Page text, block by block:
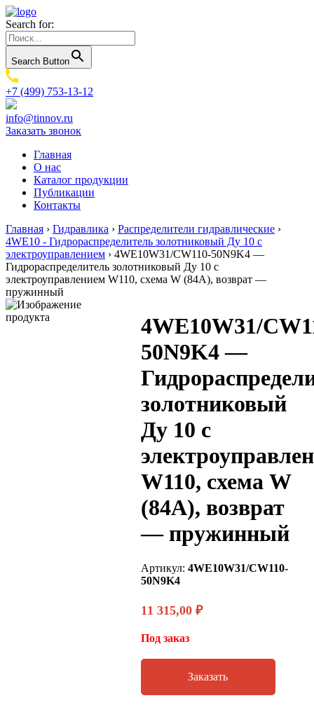
Search for:
Search Button
+7 (499) 753-13-12
info@tinnov.ru
Заказать звонок
Главная
О нас
Каталог продукции
Публикации
Контакты
Главная › Гидравлика › Распределители гидравлические ›
4WE10 - Гидрораспределитель золотниковый Ду 10 с
электроуправлением › 4WE10W31/CW110-50N9K4 —
Гидрораспределитель золотниковый Ду 10 с
электроуправлением W110, схема W (84А), возврат —
пружинный
4WE10W31/
50N9K4 —
золотниковый
Ду 10 с
W110, схема W
(84А), возврат
— пружинный
Артикул: 4WE10W31/CW110-
50N9K4
11 315,00 ₽
Под заказ
Заказать